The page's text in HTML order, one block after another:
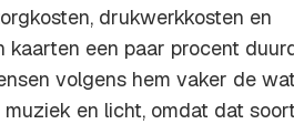
drukwerkkosten en
een paar procent
volgens hem vaker de wat
en licht, omdat dat soort